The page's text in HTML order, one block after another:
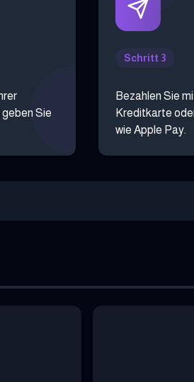
Sie
Schritt 3
Bezahlen Sie
Kreditkarte
wie Apple Pay.